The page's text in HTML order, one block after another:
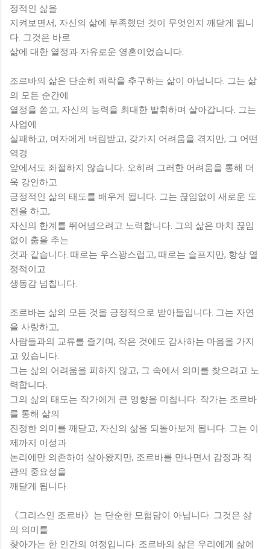
정적인 삶을
지켜보면서, 자신의 삶에 부족했던 것이 무엇인지 깨닫게 됩니
다. 그것은 바로
삶에 대한 열정과 자유로운 영혼이었습니다.
조르바의 삶은 단순히 쾌락을 추구하는 삶이 아닙니다. 그는 삶
의 모든 순간에
열정을 쏟고, 자신의 능력을 최대한 발휘하며 살아갑니다. 그는
사업에
실패하고, 여자에게 버림받고, 갖가지 어려움을 겪지만, 그 어떤
역경
앞에서도 좌절하지 않습니다. 오히려 그러한 어려움을 통해 더
욱 강인하고
긍정적인 삶의 태도를 배우게 됩니다. 그는 끊임없이 새로운 도
전을 하고,
자신의 한계를 뛰어넘으려고 노력합니다. 그의 삶은 마치 끊임
없이 춤을 추는
것과 같습니다. 때로는 우스꽝스럽고, 때로는 슬프지만, 항상 열
정적이고
생동감 넘칩니다.
조르바는 삶의 모든 것을 긍정적으로 받아들입니다. 그는 자연
을 사랑하고,
사람들과의 교류를 즐기며, 작은 것에도 감사하는 마음을 가지
고 있습니다.
그는 삶의 어려움을 피하지 않고, 그 속에서 의미를 찾으려고 노
력합니다.
그의 삶의 태도는 작가에게 큰 영향을 미칩니다. 작가는 조르바
를 통해 삶의
진정한 의미를 깨닫고, 자신의 삶을 되돌아보게 됩니다. 그는 이
제까지 이성과
논리에만 의존하여 살아왔지만, 조르바를 만나면서 감정과 직
관의 중요성을
깨닫게 됩니다.
《그리스인 조르바》는 단순한 모험담이 아닙니다. 그것은 삶
의 의미를
찾아가는 한 인간의 여정입니다. 조르바의 삶은 우리에게 삶에